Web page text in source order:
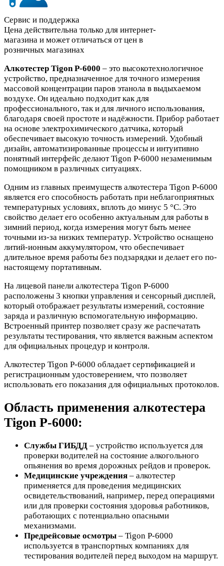
Сервис и поддержка
Цена действительна только для интернет-
магазина и может отличаться от цен в
розничных магазинах
Алкотестер Tigon P-6000 – это высокотехнологичное
устройство, предназначенное для точного измерения
массовой концентрации паров этанола в выдыхаемом
воздухе. Он идеально подходит как для
профессионального, так и для личного использования,
благодаря своей простоте и надёжности. Прибор работает
на основе электрохимического датчика, который
обеспечивает высокую точность измерений. Удобный
дизайн, автоматизированные процессы и интуитивно
понятный интерфейс делают Tigon P-6000 незаменимым
помощником в различных ситуациях.
Одним из главных преимуществ алкотестера Tigon P-6000
является его способность работать при неблагоприятных
температурных условиях, вплоть до минус 5 °C. Это
свойство делает его особенно актуальным для работы в
зимний период, когда измерения могут быть менее
точными из-за низких температур. Устройство оснащено
литий-ионным аккумулятором, что обеспечивает
длительное время работы без подзарядки и делает его по-
настоящему портативным.
На лицевой панели алкотестера Tigon P-6000
расположены 3 кнопки управления и сенсорный дисплей,
который отображает результаты измерений, состояние
заряда и различную вспомогательную информацию.
Встроенный принтер позволяет сразу же распечатать
результаты тестирования, что является важным аспектом
для официальных процедур и контроля.
Алкотестер Tigon P-6000 обладает сертификацией и
регистрационным удостоверением, что позволяет
использовать его показания для официальных протоколов.
Область применения алкотестера
Tigon P-6000:
Службы ГИБДД – устройство используется для
проверки водителей на состояние алкогольного
опьянения во время дорожных рейдов и проверок.
Медицинские учреждения – алкотестер
применяется для проведения медицинских
освидетельствований, например, перед операциями
или для проверки состояния здоровья работников,
работающих с потенциально опасными
механизмами.
Предрейсовые осмотры – Tigon P-6000
используется в транспортных компаниях для
тестирования водителей перед выходом на маршрут.